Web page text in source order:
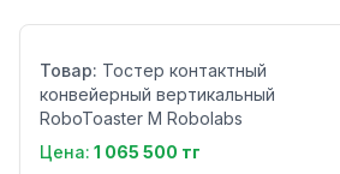
Товар: Тостер контактный
конвейерный вертикальный
RoboToaster M Robolabs
Цена: 1 065 500 тг